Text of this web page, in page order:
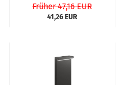
Früher 47,16 EUR
41,26 EUR